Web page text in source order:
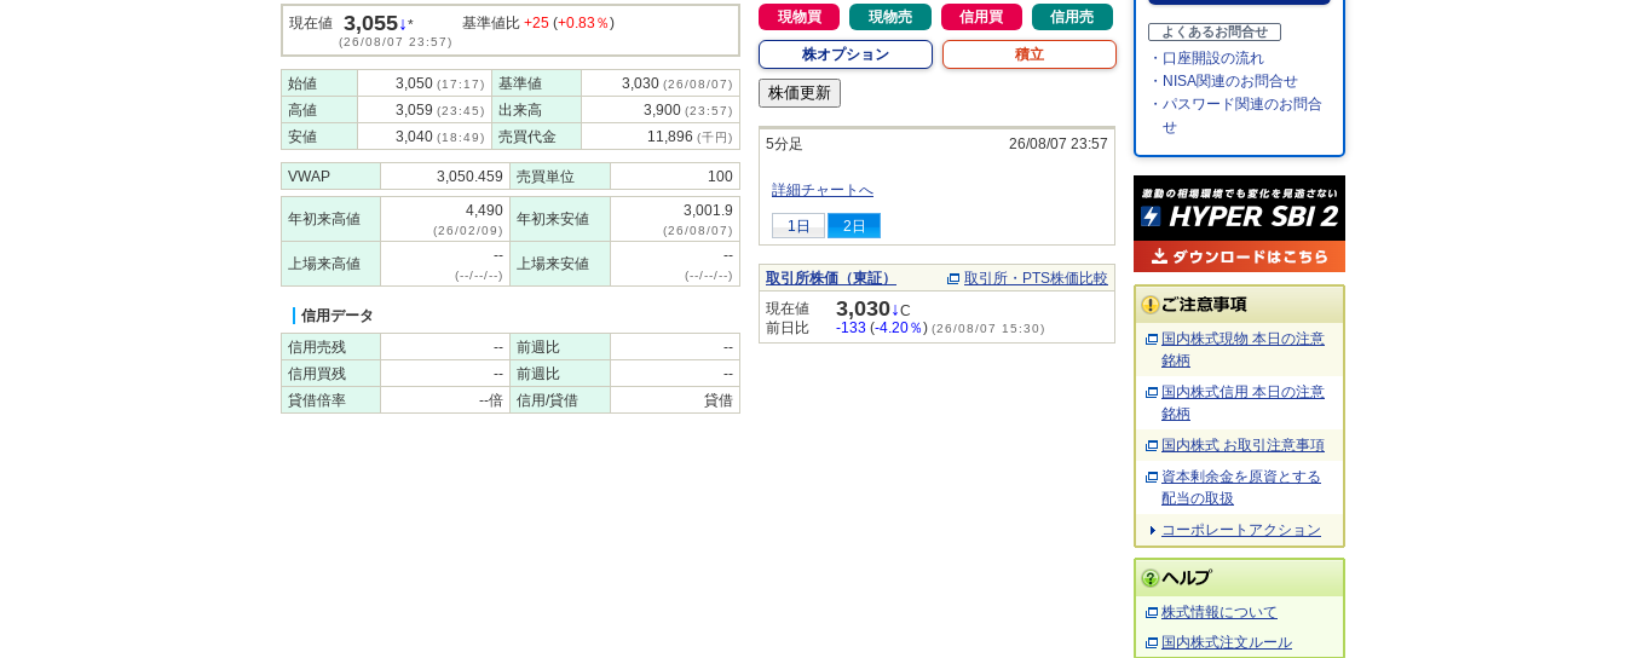
現在値 3,055↓*
(26/08/07 23:57)
基準値比 +25 (+0.83％)
始値 3,050 (17:17) 基準値 3,030 (26/08/07)
高値 3,059 (23:45) 出来高 3,900 (23:57)
安値 3,040 (18:49) 売買代金 11,896 (千円)
VWAP 3,050.459 売買単位 100
年初来高値 4,490
(26/02/09)
年初来安値 3,001.9
(26/08/07)
上場来高値 --
(--/--/--)
上場来安値 --
(--/--/--)
信用データ
信用売残
-- 前週比
--
信用買残
-- 前週比
--
貸借倍率
--倍 信用/貸借 貸借
現物買 現物売 信用買 信用売
株オプション 積立
5分足 26/08/07 23:57
詳細チャートへ
1日 2日
取引所株価（東証）
取引所・PTS株価比較
現在値
3,030↓C
前日比
-133 (-4.20％) (26/08/07 15:30)
よくあるお問合せ
・口座開設の流れ
・NISA関連のお問合せ
・パスワード関連のお問合
せ
国内株式現物 本日の注意
銘柄
国内株式信用 本日の注意
銘柄
国内株式 お取引注意事項
資本剰余金を原資とする
配当の取扱
コーポレートアクション
株式情報について
国内株式注文ルール